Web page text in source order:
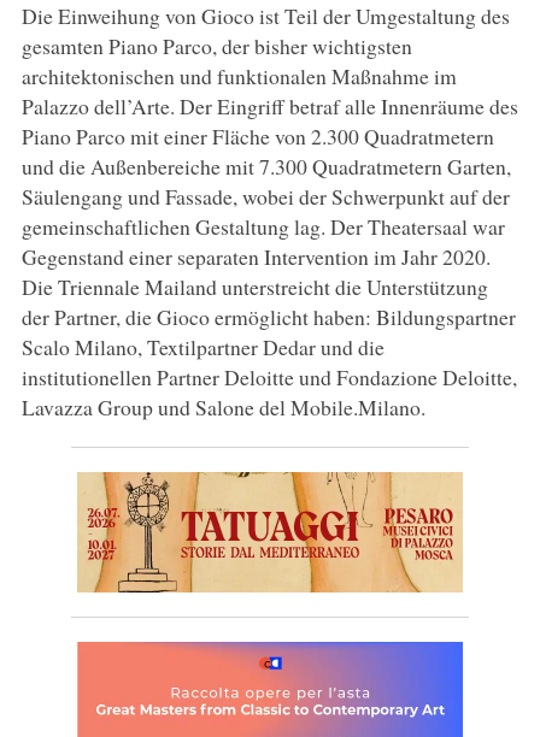
Die Einweihung von Gioco ist Teil der Umgestaltung des
gesamten Piano Parco, der bisher wichtigsten
architektonischen und funktionalen Maßnahme im
Palazzo dell’Arte. Der Eingriff betraf alle Innenräume des
Piano Parco mit einer Fläche von 2.300 Quadratmetern
und die Außenbereiche mit 7.300 Quadratmetern Garten,
Säulengang und Fassade, wobei der Schwerpunkt auf der
gemeinschaftlichen Gestaltung lag. Der Theatersaal war
Gegenstand einer separaten Intervention im Jahr 2020.
Die Triennale Mailand unterstreicht die Unterstützung
der Partner, die Gioco ermöglicht haben: Bildungspartner
Scalo Milano, Textilpartner Dedar und die
institutionellen Partner Deloitte und Fondazione Deloitte,
Lavazza Group und Salone del Mobile.Milano.